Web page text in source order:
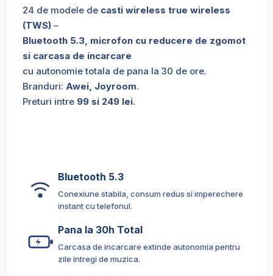
24 de modele de casti wireless true wireless
(TWS) –
Bluetooth 5.3, microfon cu reducere de zgomot
si carcasa de incarcare
cu autonomie totala de pana la 30 de ore.
Branduri: Awei, Joyroom.
Preturi intre 99 si 249 lei.
Bluetooth 5.3
Conexiune stabila, consum redus si imperechere
instant cu telefonul.
Pana la 30h Total
Carcasa de incarcare extinde autonomia pentru
zile intregi de muzica.